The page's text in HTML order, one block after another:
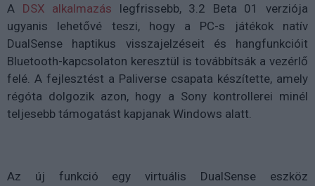
A DSX alkalmazás legfrissebb, 3.2 Beta 01 verziója
ugyanis lehetővé teszi, hogy a PC-s játékok natív
DualSense haptikus visszajelzéseit és hangfunkcióit
Bluetooth-kapcsolaton keresztül is továbbítsák a vezérlő
felé. A fejlesztést a Paliverse csapata készítette, amely
régóta dolgozik azon, hogy a Sony kontrollerei minél
teljesebb támogatást kapjanak Windows alatt.
Az új funkció egy virtuális DualSense eszköz